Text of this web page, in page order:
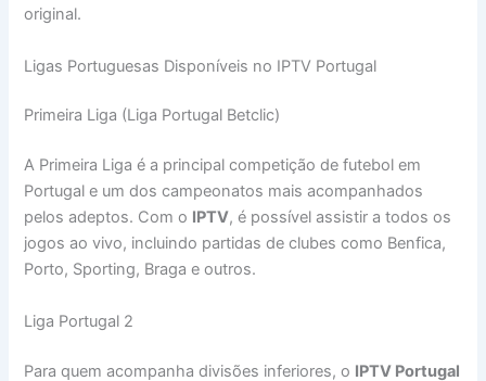
original.
Ligas Portuguesas Disponíveis no IPTV Portugal
Primeira Liga (Liga Portugal Betclic)
A Primeira Liga é a principal competição de futebol em
Portugal e um dos campeonatos mais acompanhados
pelos adeptos. Com o IPTV, é possível assistir a todos os
jogos ao vivo, incluindo partidas de clubes como Benfica,
Porto, Sporting, Braga e outros.
Liga Portugal 2
Para quem acompanha divisões inferiores, o IPTV Portugal